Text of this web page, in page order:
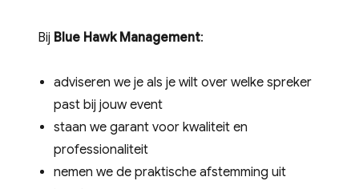
Bij Blue Hawk Management:
adviseren we je als je wilt over welke spreker
past bij jouw event
staan we garant voor kwaliteit en
professionaliteit
nemen we de praktische afstemming uit